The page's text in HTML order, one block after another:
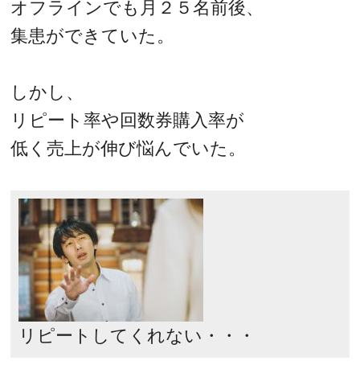
オフラインでも月２５名前後、
集患ができていた。
しかし、
リピート率や回数券購入率が
低く売上が伸び悩んでいた。
リピートしてくれない・・・